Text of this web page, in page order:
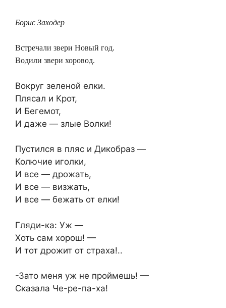
Борис Заходер
Встречали звери Новый год.
Водили звери хоровод.
Вокруг зеленой елки.
Плясал и Крот,
И Бегемот,
И даже — злые Волки!
Пустился в пляс и Дикобраз —
Колючие иголки,
И все — дрожать,
И все — визжать,
И все — бежать от елки!
Гляди-ка: Уж —
Хоть сам хорош! —
И тот дрожит от страха!..
-Зато меня уж не проймешь! —
Сказала Че-ре-па-ха!